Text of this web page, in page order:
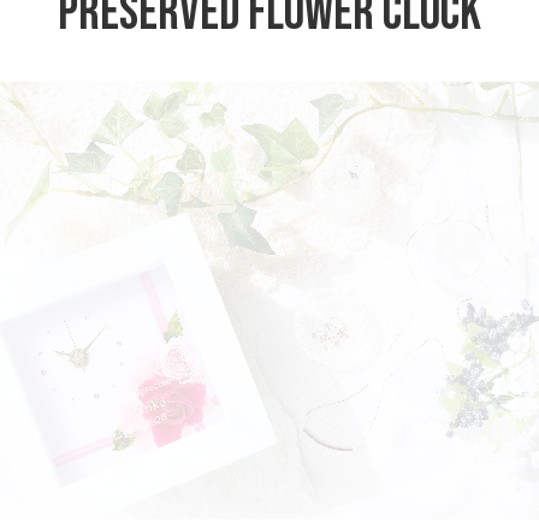
PreservedFlowerClock